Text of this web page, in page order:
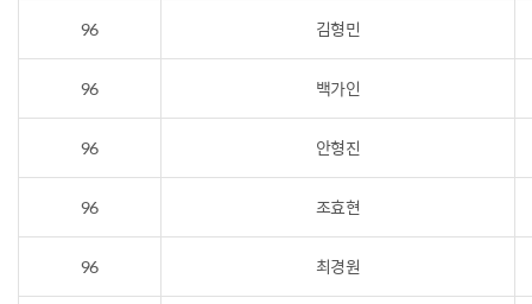
96 김형민
96 백가인
96 안형진
96 조효현
96 최경원